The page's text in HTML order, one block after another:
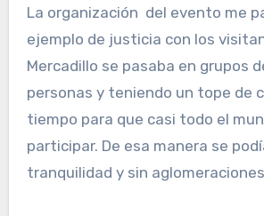
La organización del evento me
ejemplo de justicia con los
Mercadillo se pasaba en grupos
personas y teniendo un tope de
tiempo para que casi todo el
participar. De esa manera se
tranquilidad y sin